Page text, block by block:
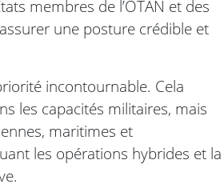
membres de l’OTAN et des
une posture crédible et
incontournable. Cela
les capacités militaires, mais
maritimes et
les opérations hybrides et la